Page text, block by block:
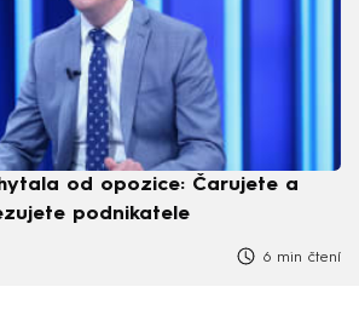
od opozice: Čarujete a
podnikatele
6 min čtení